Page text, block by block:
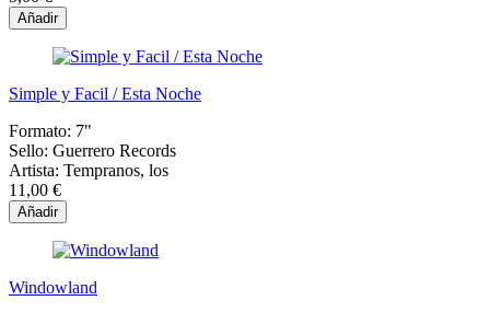
Añadir
Simple y Facil / Esta Noche
Formato: 7"
Sello: Guerrero Records
Artista: Tempranos, los
11,00 €
Añadir
Windowland